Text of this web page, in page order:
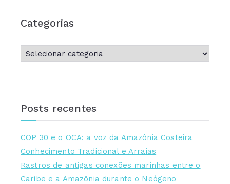
Categorias
Posts recentes
COP 30 e o OCA: a voz da Amazônia Costeira
Conhecimento Tradicional e Arraias
Rastros de antigas conexões marinhas entre o
Caribe e a Amazônia durante o Neógeno